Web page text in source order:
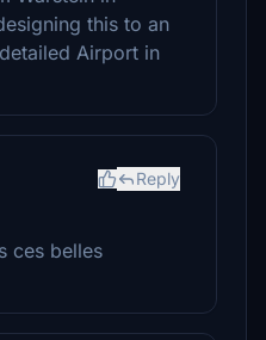
this to an
Airport in
Reply
ces belles